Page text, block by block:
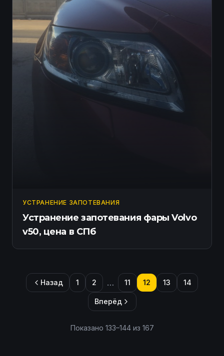
УСТРАНЕНИЕ ЗАПОТЕВАНИЯ
Устранение запотевания фары Volvo
v50, цена в СПб
Назад 1 2 … 11 12 13 14
Вперёд
Показано 133–144из 167